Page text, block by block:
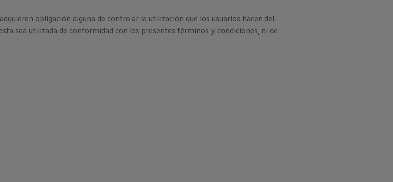
obligación alguna de controlar la utilización que los usuarios hacen del
sea utilizada de conformidad con los presentes términos y condiciones, ni de